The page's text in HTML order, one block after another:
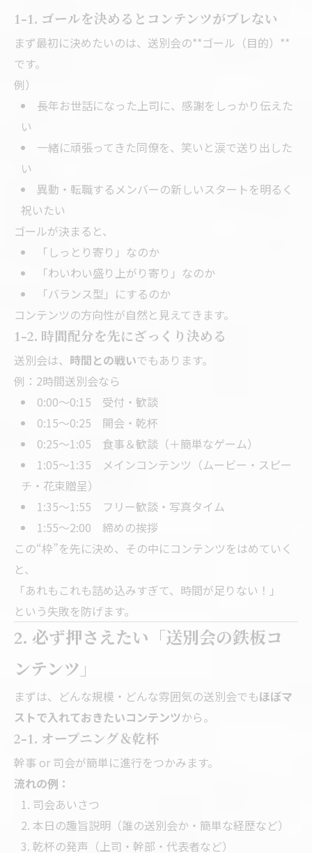
1-1. ゴールを決めるとコンテンツがブレない
まず最初に決めたいのは、送別会の**ゴール（目的）**
です。
例）
長年お世話になった上司に、感謝をしっかり伝えた
い
一緒に頑張ってきた同僚を、笑いと涙で送り出した
い
異動・転職するメンバーの新しいスタートを明るく
祝いたい
ゴールが決まると、
「しっとり寄り」なのか
「わいわい盛り上がり寄り」なのか
「バランス型」にするのか
コンテンツの方向性が自然と見えてきます。
1-2. 時間配分を先にざっくり決める
送別会は、 時間との戦いでもあります。
例：2時間送別会なら
0:00〜0:15 受付・歓談
0:15〜0:25 開会・乾杯
0:25〜1:05 食事＆歓談（＋簡単なゲーム）
1:05〜1:35 メインコンテンツ（ムービー・スピー
チ・花束贈呈）
1:35〜1:55 フリー歓談・写真タイム
1:55〜2:00 締めの挨拶
この“枠”を先に決め、その中にコンテンツをはめていく
と、
「あれもこれも詰め込みすぎて、時間が足りない！」
という失敗を防げます。
2. 必ず押さえたい「送別会の鉄板コ
ンテンツ」
まずは、どんな規模・どんな雰囲気の送別会でもほぼマ
ストで入れておきたいコンテンツから。
2-1. オープニング＆乾杯
幹事 or 司会が簡単に進行をつかみます。
流れの例：
司会あいさつ
本日の趣旨説明（誰の送別会か・簡単な経歴など）
乾杯の発声（上司・幹部・代表者など）